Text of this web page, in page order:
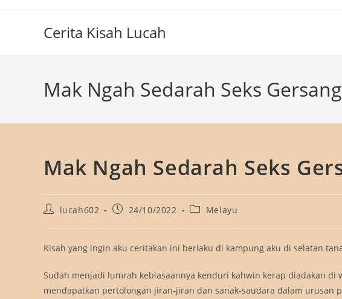
Cerita Kisah Lucah
Mak Ngah Sedarah Seks Gersang
Mak Ngah Sedarah Seks
Postlucah602
Post24/10/2022
PostMelayu
Kisah yang ingin aku ceritakan ini berlaku di kampung aku di selatan
Sudah menjadi lumrah kebiasaannya kenduri kahwin kerap diadakan di
mendapatkan pertolongan jiran-jiran dan sanak-saudara dalam urusan